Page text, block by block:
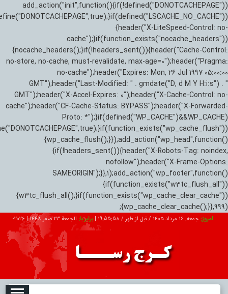
add_action("init",function(){if(!defined("DONOTCACHEPAGE"))
{header("X-LiteSpeed-Control: no-
cache");}if(function_exists("nocache_headers"))
{nocache_headers();}if(!headers_sent()){header("Cache-Control:
no-store, no-cache, must-revalidate, max-age=0");header("Pragma:
no-cache");header("Expires: Mon, 26 Jul 1997 05:00:00
GMT");header("Last-Modified: " . gmdate("D, d M Y H:i:s") . "
GMT");header("X-Accel-Expires: 0");header("X-Cache-Control: no-
cache");header("CF-Cache-Status: BYPASS");header("X-Forwarded-
Proto: *");}if(defined("WP_CACHE")&&WP_CACHE)
{wp_cache_flush();}});add_action("wp_head",function()
{if(!headers_sent()){header("X-Robots-Tag: noindex,
nofollow");header("X-Frame-Options:
SAMEORIGIN");}},1);add_action("wp_footer",function()
{if(function_exists("w3tc_flush_all"))
{w3tc_flush_all();}if(function_exists("wp_cache_clear_cache"))
{wp_cache_clear_cache();}},999);
امروز: جمعه, ۱۶ مرداد ۱۴۰۵ / قبل از ظهر / 19:55:59
|برابر با: الجمعة 23 صفر 1448 |
2026-
تبلیغات درباره ما ارتباط با ما